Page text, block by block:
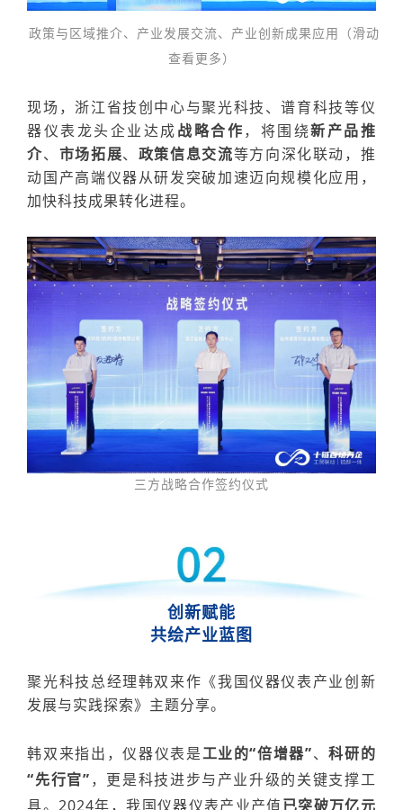
政策与区域推介、 产业发展交流、 产业创新成果应用 （滑动
查看更多）
现场， 浙江省技创中心与聚光科技、谱育科技等仪
器仪表龙头企业达成战略合作，将围绕新产品推
介、 市场拓展、 政策信息交流等方向深化联动， 推
动国产高端仪器从研发突破加速迈向规模化应用，
加快科技成果转化进程。
三方战略合作签约仪式
创新赋能
共绘产业蓝图
聚光科技总经理韩双来作《我国仪器仪表产业创新
发展与实践探索》主题分享。
韩双来指出，仪器仪表是工业的“倍增器”、科研的
“先行官”， 更是科技进步与产业升级的关键支撑工
具。 2024年，我国仪器仪表产业产值已突破万亿元